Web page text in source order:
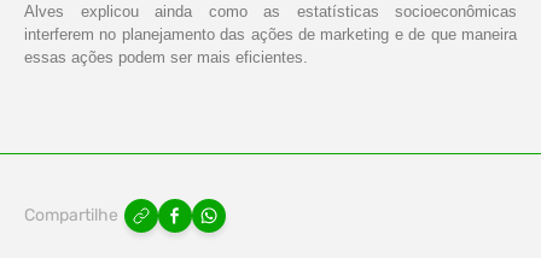
Alves explicou ainda como as estatísticas socioeconômicas
interferem no planejamento das ações de marketing e de que maneira
essas ações podem ser mais eficientes.
Compartilhe